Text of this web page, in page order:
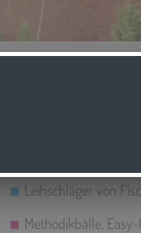
Leihschläger von
Methodikbälle,